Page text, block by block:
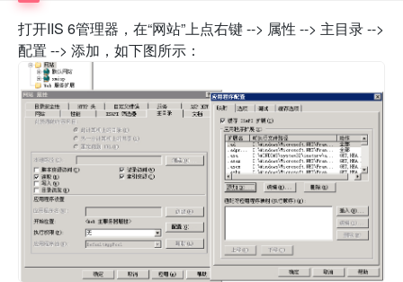
打开IIS 6管理器，在“网站”上点右键 --> 属性 --> 主目录 -->
配置 --> 添加，如下图所示：